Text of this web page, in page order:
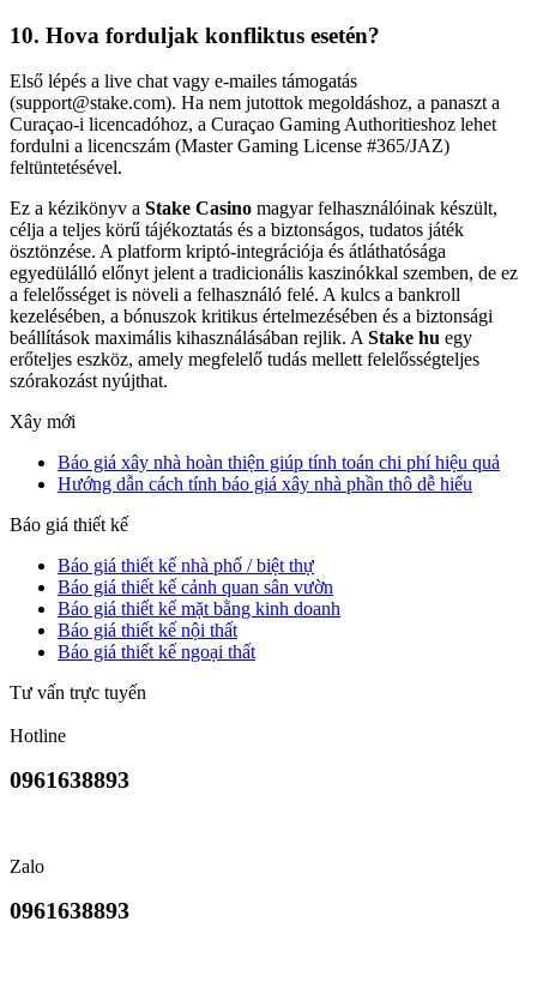
10. Hova forduljak konfliktus esetén?
Első lépés a live chat vagy e-mailes támogatás
(support@stake.com). Ha nem jutottok megoldáshoz, a panaszt a
Curaçao-i licencadóhoz, a Curaçao Gaming Authoritieshoz lehet
fordulni a licencszám (Master Gaming License #365/JAZ)
feltüntetésével.
Ez a kézikönyv a Stake Casino magyar felhasználóinak készült,
célja a teljes körű tájékoztatás és a biztonságos, tudatos játék
ösztönzése. A platform kriptó-integrációja és átláthatósága
egyedülálló előnyt jelent a tradicionális kaszinókkal szemben, de ez
a felelősséget is növeli a felhasználó felé. A kulcs a bankroll
kezelésében, a bónuszok kritikus értelmezésében és a biztonsági
beállítások maximális kihasználásában rejlik. AStake hu egy
erőteljes eszköz, amely megfelelő tudás mellett felelősségteljes
szórakozást nyújthat.
Xây mới
Báo giá xây nhà hoàn thiện giúp tính toán chi phí hiệu quả
Hướng dẫn cách tính báo giá xây nhà phần thô dễ hiểu
Báo giá thiết kế
Báo giá thiết kế nhà phố / biệt thự
Báo giá thiết kế cảnh quan sân vườn
Báo giá thiết kế mặt bằng kinh doanh
Báo giá thiết kế nội thất
Báo giá thiết kế ngoại thất
Tư vấn trực tuyến
Hotline
0961638893
Zalo
0961638893